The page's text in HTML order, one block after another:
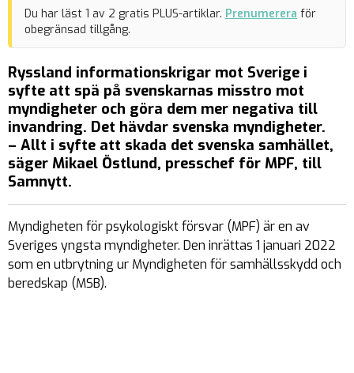
Du har läst 1 av 2 gratis PLUS-artiklar. Prenumerera för
obegränsad tillgång.
Ryssland informationskrigar mot Sverige i
syfte att spä på svenskarnas misstro mot
myndigheter och göra dem mer negativa till
invandring. Det hävdar svenska myndigheter.
– Allt i syfte att skada det svenska samhället,
säger Mikael Östlund, presschef för MPF, till
Samnytt.
Myndigheten för psykologiskt försvar (MPF) är en av
Sveriges yngsta myndigheter. Den inrättas 1 januari 2022
som en utbrytning ur Myndigheten för samhällsskydd och
beredskap (MSB).